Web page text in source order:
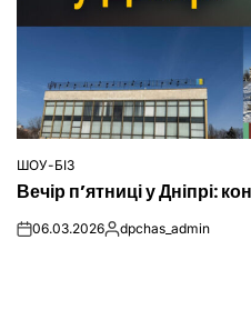
ОПУБЛІКУВАТИ
У
ШОУ-БІЗ
Вечір п’ятниці у Дніпрі:
on06.03.2026Опубліковано
dpchas_admin